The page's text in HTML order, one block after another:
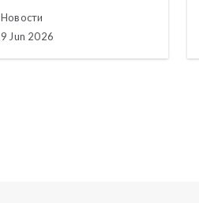
Новости
9 Jun 2026